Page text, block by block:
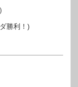
勝利！)